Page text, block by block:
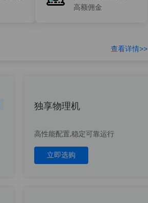
高额佣金
查看详情>>
独享物理机
高性能配置,稳定可靠运行
立即选购